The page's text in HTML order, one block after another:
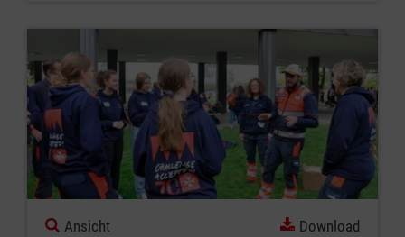
Ansicht Download